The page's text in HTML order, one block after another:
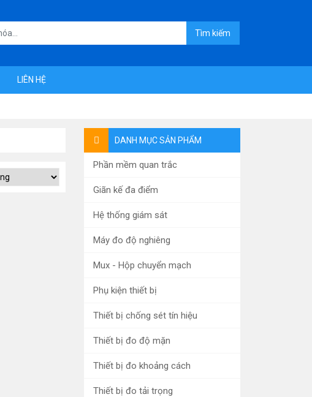
Tìm kiếm
LIÊN HỆ
DANH MỤC SẢN PHẨM
Phần mềm quan trắc
Giãn kế đa điểm
Hệ thống giám sát
Máy đo độ nghiêng
Mux - Hộp chuyển mạch
Phụ kiện thiết bị
Thiết bị chống sét tín hiệu
Thiết bị đo độ mặn
Thiết bị đo khoảng cách
Thiết bị đo tải trọng